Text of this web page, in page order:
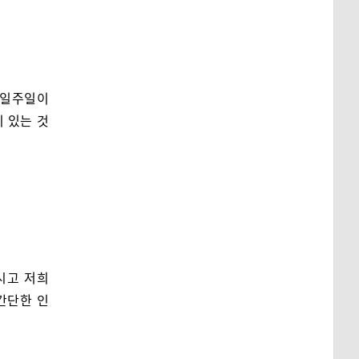
주일이
있는 것
고 저희
단한 인